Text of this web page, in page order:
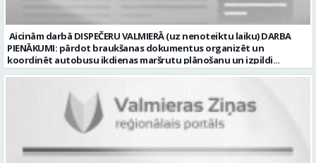
Aicinām darbā DISPEČERU VALMIERĀ (uz nenoteiktu laiku) DARBA
PIENĀKUMI: pārdot braukšanas dokumentus organizēt un
koordinēt autobusu ikdienas maršrutu plānošanu un izpildi
nodrošināt autobusu vadītāju dienas darba uzdevumu
profesionālā izglītība augsta atbildības sajūta, precizitāte un labas
komunikācijas spējas labas iemaņas darbā ar datoru un
elektronisko kases aparātu UZŅĒMUMS PIEDĀVĀ: darbu stabilā
uzņēmumā darba laiku: maiņu grafiks (1. dežūra no plkst. 05.20 līdz
plkst. 16.20 un 2.dežūra no plkst. 12.50-21.00) darba samaksu sākot no
1100 līdz 1250 EUR (pirms nodokļu nomaksas) pilnas sociālās